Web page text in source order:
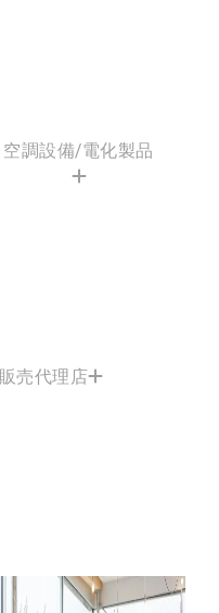
空調設備/電化製品
販売代理店